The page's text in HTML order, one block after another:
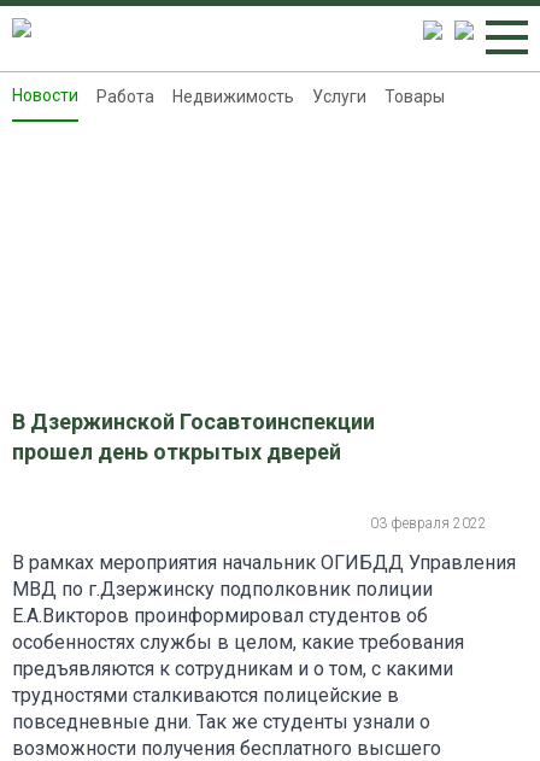
Новости
Новости Работа Недвижимость Услуги Товары
В Дзержинской Госавтоинспекции
прошел день открытых дверей
03 февраля 2022
В рамках мероприятия начальник ОГИБДД Управления
МВД по г.Дзержинску подполковник полиции
Е.А.Викторов проинформировал студентов об
особенностях службы в целом, какие требования
предъявляются к сотрудникам и о том, с какими
трудностями сталкиваются полицейские в
повседневные дни. Так же студенты узнали о
возможности получения бесплатного высшего